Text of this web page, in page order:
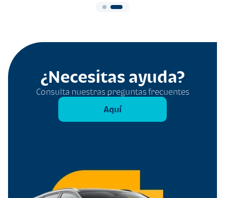
¿Necesitas ayuda?
Consulta nuestras preguntas frecuentes
Aquí